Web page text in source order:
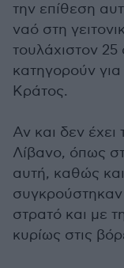
την επίθεση
ναό στη
τουλάχιστον
κατηγορούν
Κράτος.
Αν και δεν
Λίβανο, όπως
αυτή, καθώς και
συγκρούστηκαν
στρατό και με
κυρίως στις